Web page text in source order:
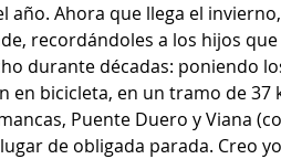
Ahora que llega el
recordándoles a los hijos
durante décadas: poniendo
en bicicleta, en un tramo de 37
Puente Duero y Viana
de obligada parada. Creo